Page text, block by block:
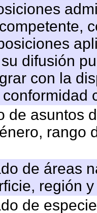
difusión
con la
de asuntos
rango
de áreas
región
de